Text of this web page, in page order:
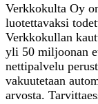
Verkkokulta Oy
luotettavaksi
Verkkokullan
yli 50 miljoonan
nettipalvelu
vakuutetaan
arvosta.